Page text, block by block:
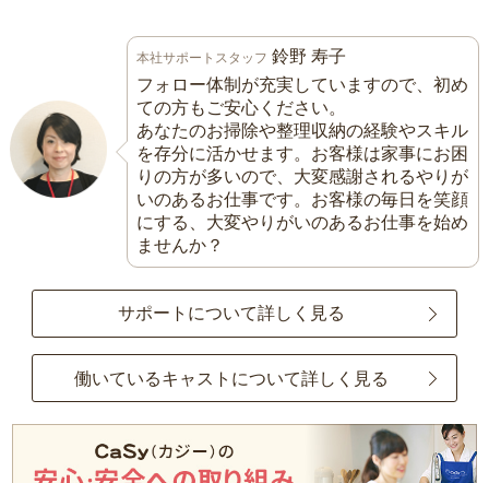
本社サポートスタッフ 鈴野 寿子
フォロー体制が充実していますので、初め
ての方もご安心ください。
あなたのお掃除や整理収納の経験やスキル
を存分に活かせます。お客様は家事にお困
りの方が多いので、大変感謝されるやりが
いのあるお仕事です。お客様の毎日を笑顔
にする、大変やりがいのあるお仕事を始め
ませんか？
サポートについて詳しく見る
働いているキャストについて詳しく見る